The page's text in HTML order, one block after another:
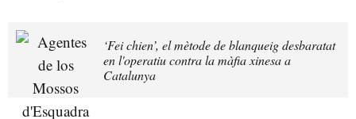
‘Fei chien’, el mètode de blanqueig desbaratat
en l'operatiu contra la màfia xinesa a
Catalunya